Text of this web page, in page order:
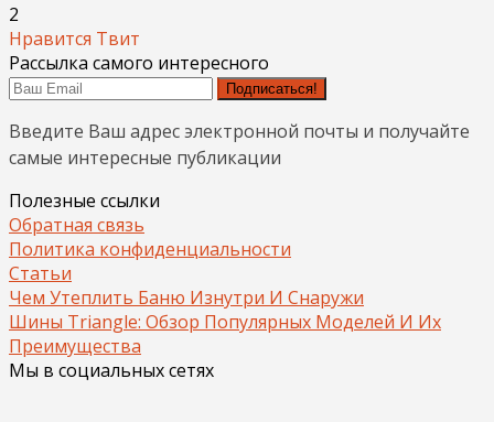
2
Нравится Твит
Рассылка самого интересного
Подписаться!
Введите Ваш адрес электронной почты и получайте
самые интересные публикации
Полезные ссылки
Обратная связь
Политика конфиденциальности
Статьи
Чем Утеплить Баню Изнутри И Снаружи
Шины Triangle: Обзор Популярных Моделей И Их
Преимущества
Мы в социальных сетях